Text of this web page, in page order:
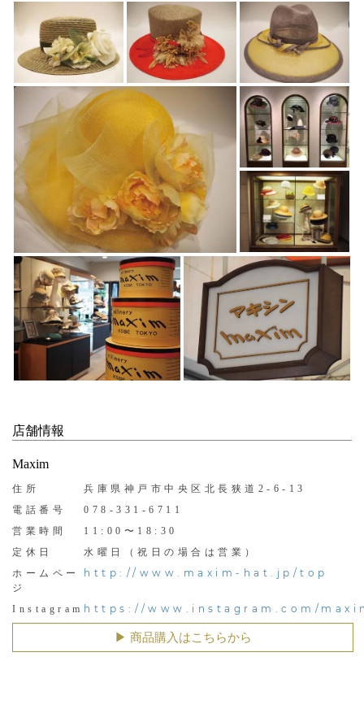
店舗情報
Maxim
住所
兵庫県神戸市中央区北長狭道2-6-13
電話番号
078-331-6711
営業時間
11:00〜18:30
定休日
水曜日（祝日の場合は営業）
ホームペー
ジ
http://www.maxim-hat.jp/top
Instagram https://www.instagram.com/
▶︎ 商品購入はこちらから